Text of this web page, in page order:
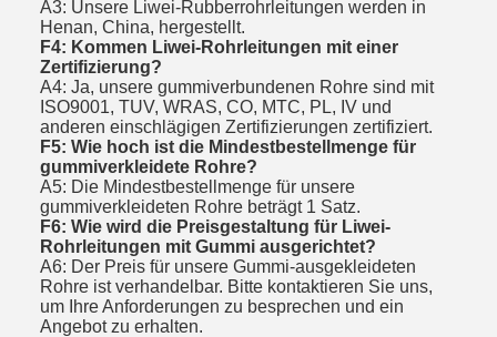
A3: Unsere Liwei-Rubberrohrleitungen werden in
Henan, China, hergestellt.
F4: Kommen Liwei-Rohrleitungen mit einer
Zertifizierung?
A4: Ja, unsere gummiverbundenen Rohre sind mit
ISO9001, TUV, WRAS, CO, MTC, PL, IV und
anderen einschlägigen Zertifizierungen zertifiziert.
F5: Wie hoch ist die Mindestbestellmenge für
gummiverkleidete Rohre?
A5: Die Mindestbestellmenge für unsere
gummiverkleideten Rohre beträgt 1 Satz.
F6: Wie wird die Preisgestaltung für Liwei-
Rohrleitungen mit Gummi ausgerichtet?
A6: Der Preis für unsere Gummi-ausgekleideten
Rohre ist verhandelbar. Bitte kontaktieren Sie uns,
um Ihre Anforderungen zu besprechen und ein
Angebot zu erhalten.